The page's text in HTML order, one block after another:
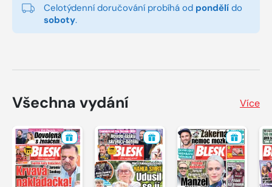
Celotýdenní doručování probíhá od pondělí do
soboty.
Všechna vydání Více